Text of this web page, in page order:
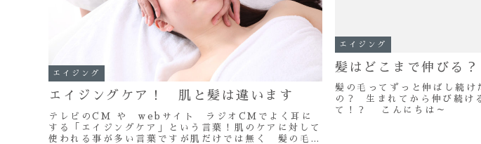
エイジング
エイジングケア！ 肌と髪は違います
テレビのCM や webサイト ラジオCMでよく耳に
する「エイジングケア」という言葉！肌のケアに対して
使われる事が多い言葉ですが肌だけでは無く 髪の毛も
エイジング
髪はどこまで伸びる？
髪の毛ってずっと伸ばし続け
の？ 生まれてから伸び続け
て！？ こんにちは～